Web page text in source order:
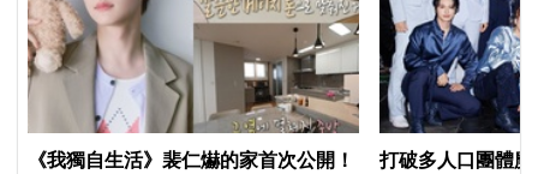
《我獨自生活》裴仁爀的家首次公開！
打破多人口團體魔